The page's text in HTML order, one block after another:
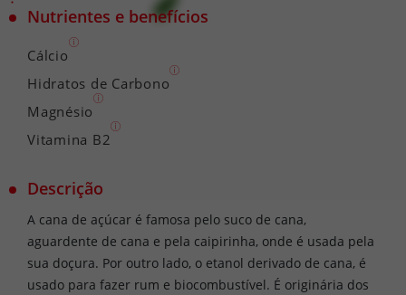
Nutrientes e benefícios
Cálcio
Hidratos de Carbono
Magnésio
Vitamina B2
Descrição
A cana de açúcar é famosa pelo suco de cana,
aguardente de cana e pela caipirinha, onde é usada pela
sua doçura. Por outro lado, o etanol derivado de cana, é
usado para fazer rum e biocombustível. É originária dos